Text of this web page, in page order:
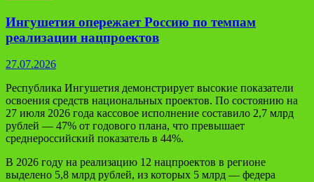
Ингушетия опережает Россию по темпам
реализации нацпроектов
27.07.2026
Республика Ингушетия демонстрирует высокие показатели
освоения средств национальных проектов. По состоянию на
27 июля 2026 года кассовое исполнение составило 2,7 млрд
рублей — 47% от годового плана, что превышает
среднероссийский показатель в 44%.
В 2026 году на реализацию 12 нацпроектов в регионе
выделено 5,8 млрд рублей, из которых 5 млрд — федера